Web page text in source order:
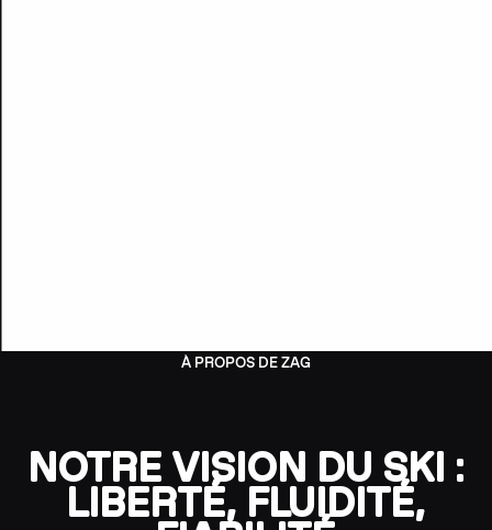
À PROPOS DE ZAG
NOTRE VISION DU SKI :
LIBERTÉ, FLUIDITÉ,